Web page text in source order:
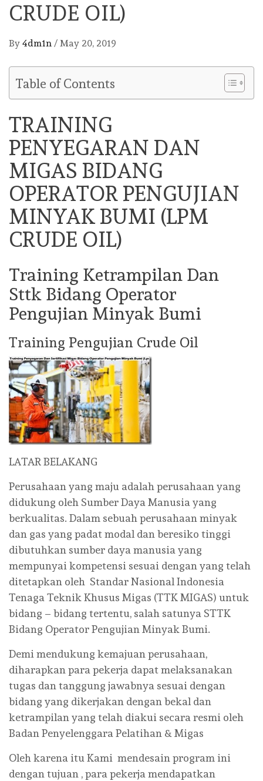
CRUDE OIL)
By 4dm1n / May 20, 2019
Table of Contents
TRAINING
PENYEGARAN DAN
MIGAS BIDANG
OPERATOR PENGUJIAN
MINYAK BUMI (LPM
CRUDE OIL)
Training Ketrampilan Dan
Sttk Bidang Operator
Pengujian Minyak Bumi
Training Pengujian Crude Oil
LATAR BELAKANG
Perusahaan yang maju adalah perusahaan yang
didukung oleh Sumber Daya Manusia yang
berkualitas. Dalam sebuah perusahaan minyak
dan gas yang padat modal dan beresiko tinggi
dibutuhkan sumber daya manusia yang
mempunyai kompetensi sesuai dengan yang telah
ditetapkan oleh Standar Nasional Indonesia
Tenaga Teknik Khusus Migas (TTK MIGAS) untuk
bidang – bidang tertentu, salah satunya STTK
Bidang Operator Pengujian Minyak Bumi.
Demi mendukung kemajuan perusahaan,
diharapkan para pekerja dapat melaksanakan
tugas dan tanggung jawabnya sesuai dengan
bidang yang dikerjakan dengan bekal dan
ketrampilan yang telah diakui secara resmi oleh
Badan Penyelenggara Pelatihan & Migas
Oleh karena itu Kami mendesain program ini
dengan tujuan , para pekerja mendapatkan